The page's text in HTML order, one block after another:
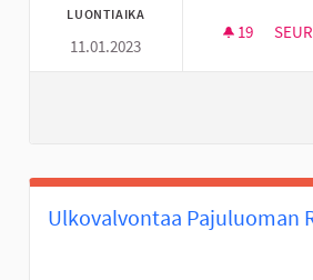
LUONTIAIKA
11.01.2023
19 19
Ulkovalvontaa Pajuluoman